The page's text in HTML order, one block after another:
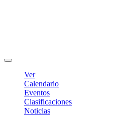
Ver
Calendario
Eventos
Clasificaciones
Noticias